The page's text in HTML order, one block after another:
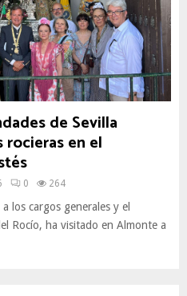
de Sevilla
rocieras en el
0 264
los cargos generales y el
Rocío, ha visitado en Almonte a